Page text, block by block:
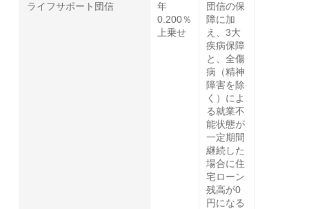
ライフサポート団信
年
0.200％
上乗せ
団信の保
障に加
え、3大
疾病保障
と、全傷
病（精神
障害を除
く）によ
る就業不
能状態が
一定期間
継続した
場合に住
宅ローン
残高が0
円になる